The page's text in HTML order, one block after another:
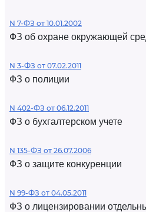
N 7-ФЗ от 10.01.2002
ФЗ об охране окружающей
N 3-ФЗ от 07.02.2011
ФЗ о полиции
N 402-ФЗ от 06.12.2011
ФЗ о бухгалтерском учете
N 135-ФЗ от 26.07.2006
ФЗ о защите конкуренции
N 99-ФЗ от 04.05.2011
ФЗ о лицензировании